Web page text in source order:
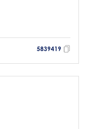
5839419